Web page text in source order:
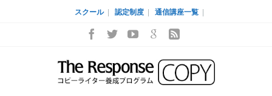
スクール 認定制度 通信講座一覧